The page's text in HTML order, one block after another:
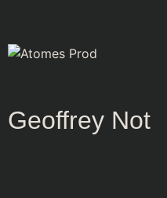
Geoffrey Not